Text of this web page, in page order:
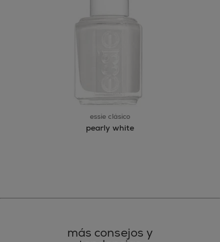
essie clásico
pearly white
más consejos y